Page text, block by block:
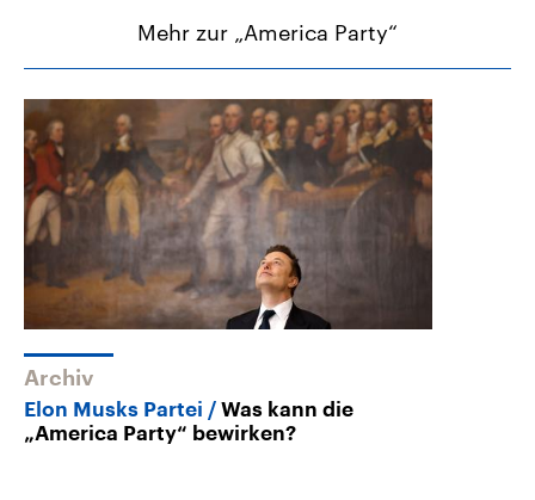
Mehr zur „America Party“
Archiv
Elon Musks Partei
Was kann die
„America Party“ bewirken?